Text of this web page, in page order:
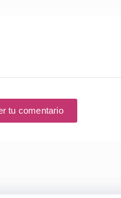
tu comentario